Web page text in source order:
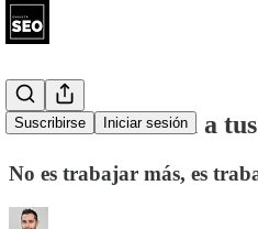
Suscribirse Iniciar sesión
#43 - Pon cabeza a
No es trabajar más, es